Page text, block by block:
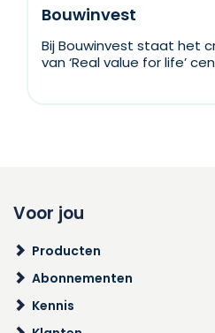
Bouwinvest
Bij Bouwinvest staat het
van ‘Real value for life’
Voor jou
Producten
Abonnementen
Kennis